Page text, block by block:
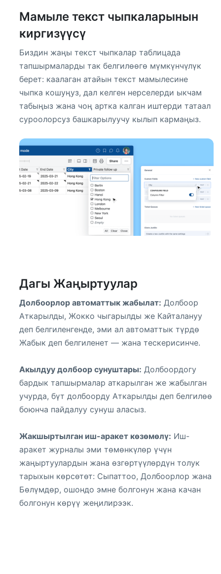
Мамыле текст чыпкаларынын
киргизүүсү
Биздин жаңы текст чыпкалар таблицада
тапшырмаларды так белгилөөгө мүмкүнчүлүк
берет: каалаган атайын текст мамылесине
чыпка кошуңуз, дал келген нерселерди ыкчам
табыңыз жана чоң артка калган иштерди татаал
суроолорсуз башкарылуучу кылып кармаңыз.
Дагы Жаңыртуулар
Долбоорлор автоматтык жабылат: Долбоор
Аткарылды, Жокко чыгарылды же Кайталануу
деп белгиленгенде, эми ал автоматтык түрдө
Жабык деп белгиленет — жана тескерисинче.
Акылдуу долбоор сунуштары: Долбоордогу
бардык тапшырмалар аткарылган же жабылган
учурда, бүт долбоорду Аткарылды деп белгилөө
боюнча пайдалуу сунуш аласыз.
Жакшыртылган иш-аракет көзөмөлү: Иш-
аракет журналы эми төмөнкүлөр үчүн
жаңыртуулардын жана өзгөртүүлөрдүн толук
тарыхын көрсөтөт: Сыпаттоо, Долбоорлор жана
Бөлүмдөр, ошондо эмне болгонун жана качан
болгонун көрүү жеңилирээк.